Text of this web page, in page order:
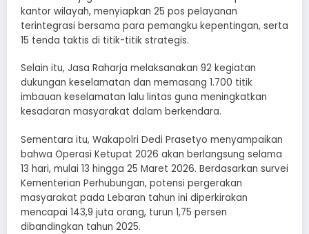
kantor wilayah, menyiapkan 25 pos pelayanan
terintegrasi bersama para pemangku kepentingan, serta
15 tenda taktis di titik-titik strategis.
Selain itu, Jasa Raharja melaksanakan 92 kegiatan
dukungan keselamatan dan memasang 1.700 titik
imbauan keselamatan lalu lintas guna meningkatkan
kesadaran masyarakat dalam berkendara.
Sementara itu, Wakapolri Dedi Prasetyo menyampaikan
bahwa Operasi Ketupat 2026 akan berlangsung selama
13 hari, mulai 13 hingga 25 Maret 2026. Berdasarkan survei
Kementerian Perhubungan, potensi pergerakan
masyarakat pada Lebaran tahun ini diperkirakan
mencapai 143,9 juta orang, turun 1,75 persen
dibandingkan tahun 2025.